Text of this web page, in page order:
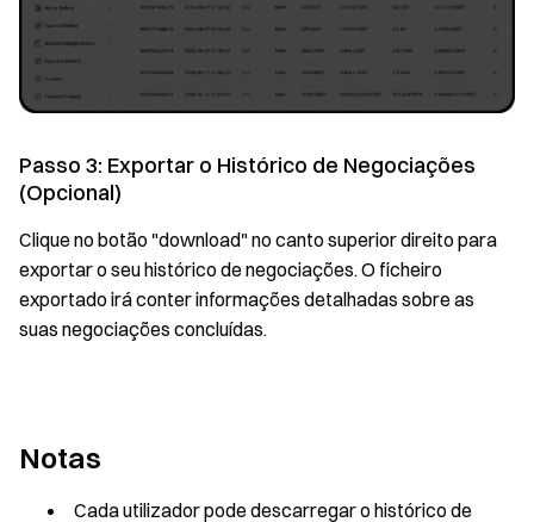
Passo 3: Exportar o Histórico de Negociações
(Opcional)
Clique no botão "download" no canto superior direito para
exportar o seu histórico de negociações. O ficheiro
exportado irá conter informações detalhadas sobre as
suas negociações concluídas.
Notas
Cada utilizador pode descarregar o histórico de